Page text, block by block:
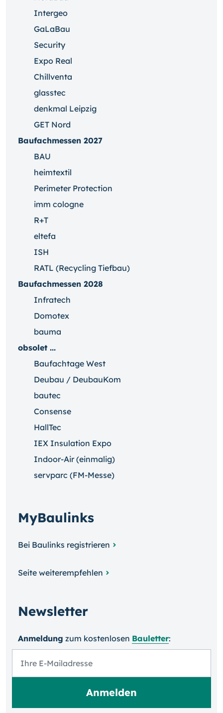
Intergeo
GaLaBau
Security
Expo Real
Chillventa
glasstec
denkmal Leipzig
GET Nord
Baufachmessen 2027
BAU
heimtextil
Perimeter Protection
imm cologne
R+T
eltefa
ISH
RATL (Recycling Tiefbau)
Baufachmessen 2028
Infratech
Domotex
bauma
obsolet ...
Baufachtage West
Deubau / DeubauKom
bautec
Consense
HallTec
IEX Insulation Expo
Indoor-Air (einmalig)
servparc (FM-Messe)
MyBaulinks
Bei Baulinks registrieren
Seite weiterempfehlen
Newsletter
Anmeldung zum kosten­losen Bauletter: